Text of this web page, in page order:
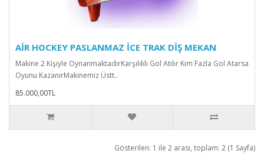
AİR HOCKEY PASLANMAZ İCE TRAK DİŞ MEKAN
Makine 2 Kişiyle OynanmaktadırKarşılıklı Gol Atılır Kim Fazla Gol Atarsa
Oyunu KazanırMakinemiz Üstt..
85.000,00TL
Gösterilen: 1 ile 2 arası, toplam: 2 (1 Sayfa)